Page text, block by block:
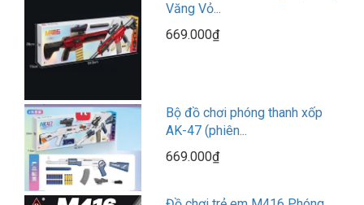
Văng Vỏ...
669.000₫
Bộ đồ chơi phóng thanh xốp
AK-47 (phiên...
669.000₫